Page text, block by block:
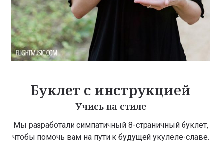
Буклет с инструкцией
Учись на стиле
Мы разработали симпатичный 8-страничный буклет,
чтобы помочь вам на пути к будущей укулеле-славе.